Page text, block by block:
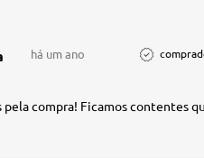
há um ano
pela compra! Ficamos contentes